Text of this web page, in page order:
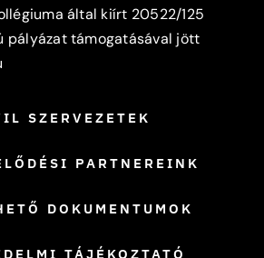
által kiírt 20522/125
pályázat támogatásával jött
SZERVEZETEK
PARTNEREINK
DOKUMENTUMOK
TÁJÉKOZTATÓ